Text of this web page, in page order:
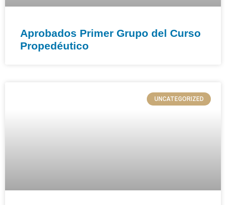
Aprobados Primer Grupo del Curso
Propedéutico​
UNCATEGORIZED